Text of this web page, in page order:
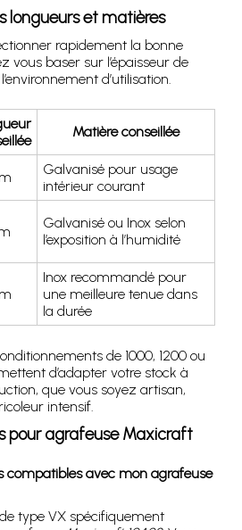
longueurs et matières
rapidement la bonne
vous baser sur l’épaisseur de
d’utilisation.
Matière conseillée
Galvanisé pour usage
intérieur courant
Galvanisé ou Inox selon
l’exposition à l’humidité
Inox recommandé pour
une meilleure tenue dans
la durée
de 1000, 1200 ou
d’adapter votre stock à
que vous soyez artisan,
intensif.
pour agrafeuse Maxicraft
compatibles avec mon agrafeuse
de type VX spécifiquement